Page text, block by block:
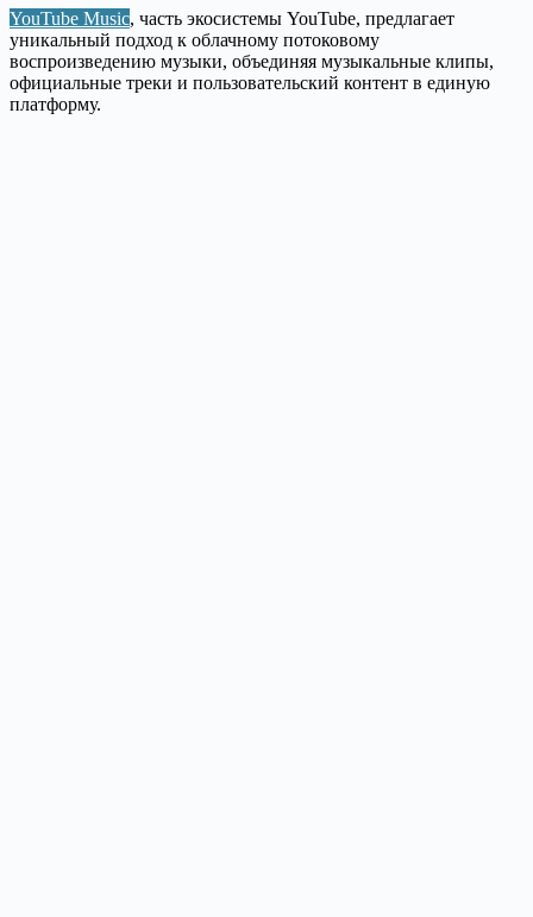
YouTube Music, часть экосистемы YouTube, предлагает
уникальный подход к облачному потоковому
воспроизведению музыки, объединяя музыкальные клипы,
официальные треки и пользовательский контент в единую
платформу.